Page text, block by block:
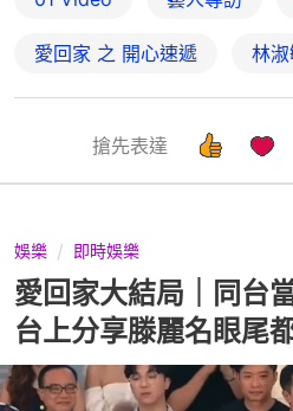
愛回家 之 開心速遞 林
搶先表達
娛樂 即時娛樂
愛回家大結局｜同台
台上分享滕麗名眼尾